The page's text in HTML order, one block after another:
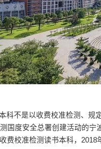
科不是以收费校准检测、
国度安全总署创建活动的
费校准检测读书本科，